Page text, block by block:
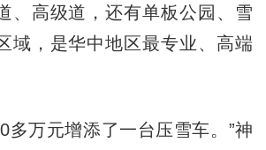
、高级道，还有单板公园、雪
域，是华中地区最专业、高端
万元增添了一台压雪车。”神